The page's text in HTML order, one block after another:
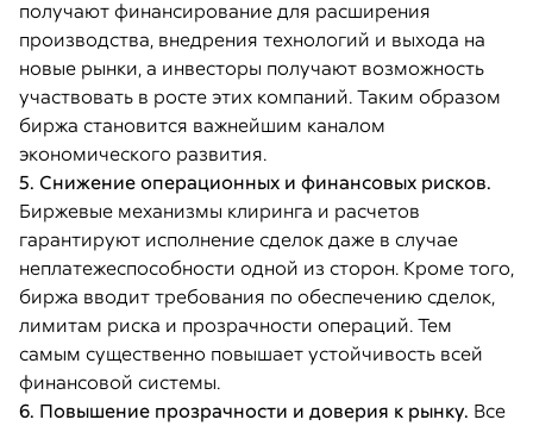
получают финансирование для расширения
производства, внедрения технологий и выхода на
новые рынки, а инвесторы получают возможность
участвовать в росте этих компаний. Таким образом
биржа становится важнейшим каналом
экономического развития.
5. Снижение операционных и финансовых рисков.
Биржевые механизмы клиринга и расчетов
гарантируют исполнение сделок даже в случае
неплатежеспособности одной из сторон. Кроме того,
биржа вводит требования по обеспечению сделок,
лимитам риска и прозрачности операций. Тем
самым существенно повышает устойчивость всей
финансовой системы.
6. Повышение прозрачности и доверия к рынку. Все